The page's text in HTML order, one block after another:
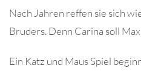
Nach Jahren reffen sie sich
Bruders. Denn Carina soll
Ein Katz und Maus Spiel